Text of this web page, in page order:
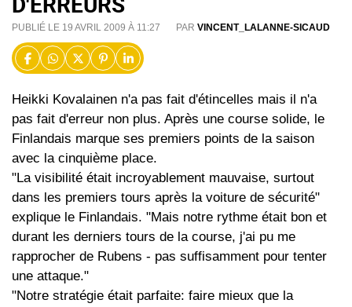
PUBLIÉ LE 19 AVRIL 2009 À 11:27 PAR VINCENT_LALANNE-SICAUD
Heikki Kovalainen n'a pas fait d'étincelles mais il n'a
pas fait d'erreur non plus. Après une course solide, le
Finlandais marque ses premiers points de la saison
avec la cinquième place.
"La visibilité était incroyablement mauvaise, surtout
dans les premiers tours après la voiture de sécurité"
explique le Finlandais. "Mais notre rythme était bon et
durant les derniers tours de la course, j'ai pu me
rapprocher de Rubens - pas suffisamment pour tenter
une attaque."
"Notre stratégie était parfaite: faire mieux que la